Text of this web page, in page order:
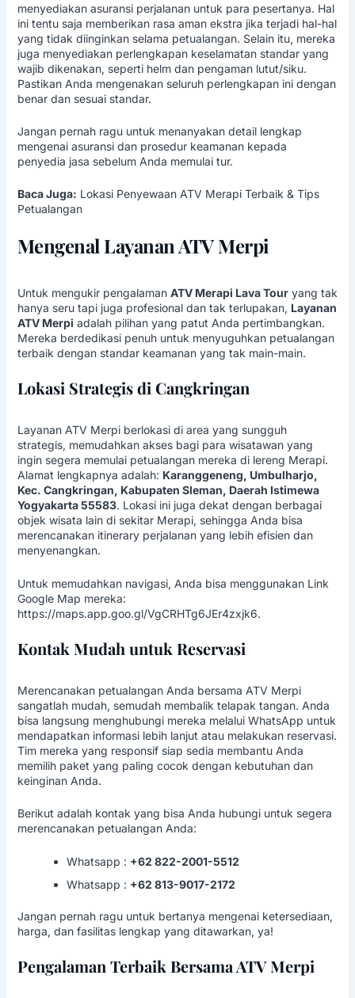
menyediakan asuransi perjalanan untuk para pesertanya. Hal
ini tentu saja memberikan rasa aman ekstra jika terjadi hal-hal
yang tidak diinginkan selama petualangan. Selain itu, mereka
juga menyediakan perlengkapan keselamatan standar yang
wajib dikenakan, seperti helm dan pengaman lutut/siku.
Pastikan Anda mengenakan seluruh perlengkapan ini dengan
benar dan sesuai standar.
Jangan pernah ragu untuk menanyakan detail lengkap
mengenai asuransi dan prosedur keamanan kepada
penyedia jasa sebelum Anda memulai tur.
Baca Juga: Lokasi Penyewaan ATV Merapi Terbaik & Tips
Petualangan
Mengenal Layanan ATV Merpi
Untuk mengukir pengalaman ATV Merapi Lava Touryang tak
hanya seru tapi juga profesional dan tak terlupakan, Layanan
ATV Merpi adalah pilihan yang patut Anda pertimbangkan.
Mereka berdedikasi penuh untuk menyuguhkan petualangan
terbaik dengan standar keamanan yang tak main-main.
Lokasi Strategis di Cangkringan
Layanan ATV Merpi berlokasi di area yang sungguh
strategis, memudahkan akses bagi para wisatawan yang
ingin segera memulai petualangan mereka di lereng Merapi.
Alamat lengkapnya adalah: Karanggeneng, Umbulharjo,
Kec. Cangkringan, Kabupaten Sleman, Daerah Istimewa
Yogyakarta 55583. Lokasi ini juga dekat dengan berbagai
objek wisata lain di sekitar Merapi, sehingga Anda bisa
merencanakan itinerary perjalanan yang lebih efisien dan
menyenangkan.
Untuk memudahkan navigasi, Anda bisa menggunakan Link
Google Map mereka:
https://maps.app.goo.gl/VgCRHTg6JEr4zxjk6.
Kontak Mudah untuk Reservasi
Merencanakan petualangan Anda bersama ATV Merpi
sangatlah mudah, semudah membalik telapak tangan. Anda
bisa langsung menghubungi mereka melalui WhatsApp untuk
mendapatkan informasi lebih lanjut atau melakukan reservasi.
Tim mereka yang responsif siap sedia membantu Anda
memilih paket yang paling cocok dengan kebutuhan dan
keinginan Anda.
Berikut adalah kontak yang bisa Anda hubungi untuk segera
merencanakan petualangan Anda:
Whatsapp : +62 822-2001-5512
Whatsapp : +62 813-9017-2172
Jangan pernah ragu untuk bertanya mengenai ketersediaan,
harga, dan fasilitas lengkap yang ditawarkan, ya!
Pengalaman Terbaik Bersama ATV Merpi